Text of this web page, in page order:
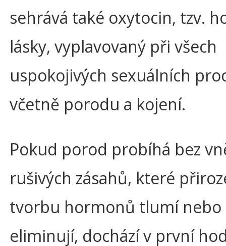
sehrává také oxytocin, tzv.
lásky, vyplavovaný při všech
uspokojivých sexuálních
včetně porodu a kojení.
Pokud porod probíhá bez
rušivých zásahů, které
tvorbu hormonů tlumí nebo
eliminují, dochází v první